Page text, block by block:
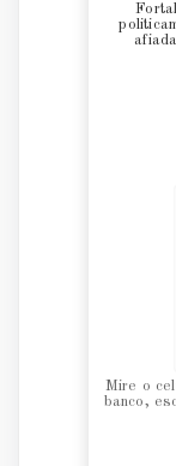
Mire o
banco,